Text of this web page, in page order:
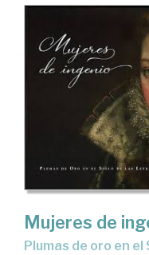
Mujeres de
Plumas de oro en